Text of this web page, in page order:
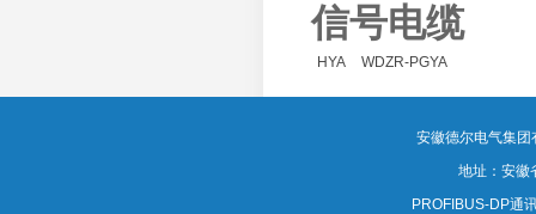
信号电缆
HYA WDZR-PGYA
安徽德尔电气集
地址：安徽
PROFIBUS-DP通